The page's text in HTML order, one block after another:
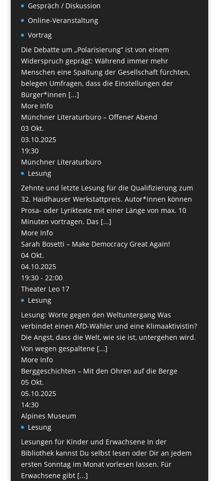
Gespräch / Diskussion
Online-Veranstaltung
Vortrag
Die Debatte um „Polarisierung“ ist von einem
Widerspruch geprägt: Während immer mehr
Menschen eine Spaltung der Gesellschaft fürchten,
belegen Umfragen, dass die Einstellungen der
Bürger*innen [...]
More Info
Münchner Literaturbüro – Offener Abend
03 Okt.
03.10.2025
19:30
Münchner Literaturbüro
Lesung
Zehnte und letzte Lesung für die Qualifizierung zum
32. Haidhauser Werkstattpreis. Autor*innen können
Prosa- oder Lyriktexte mit einer Länge von max. 10
Minuten vortragen. Das [...]
More Info
Sarah Bosetti – Make Democracy Great Again!
04 Okt.
04.10.2025
19:30 - 22:00
Theater Leo 17
Lesung
Lesung: Worte gegen den Weltuntergang Was
verbindet einen AfD-Wähler und eine Klimaaktivistin?
Die Angst, dass die Welt, wie sie ist, untergehen wird.
Von wegen gespaltene [...]
More Info
Berggeschichten – Mit den Ohren auf die Berge
05 Okt.
05.10.2025
14:30
Alpines Museum
Lesung
Lesungen für Kinder und Erwachsene In der
Bibliothek kannst Du selbst lesen oder Dir an jedem
ersten Sonntag im Monat vorlesen lassen. Für
Erwachsene gibt [...]